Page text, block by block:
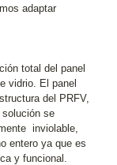
adaptar
total del panel
vidrio. El panel
del PRFV,
solución se
inviolable,
entero ya que es
y funcional.